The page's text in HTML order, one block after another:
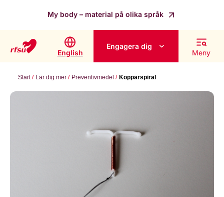
My body – material på olika språk
English
Engagera dig
Meny
Start Lär dig mer Preventivmedel Kopparspiral